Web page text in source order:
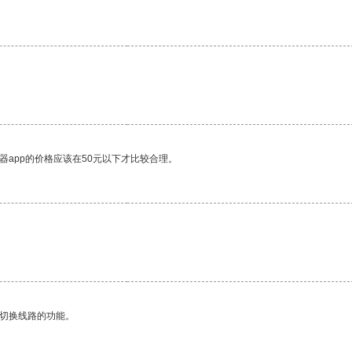
app的价格应该在50元以下才比较合理。
换线路的功能。